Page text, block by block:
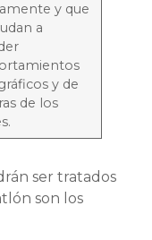
y que
a
y de
de los
ser tratados
son los